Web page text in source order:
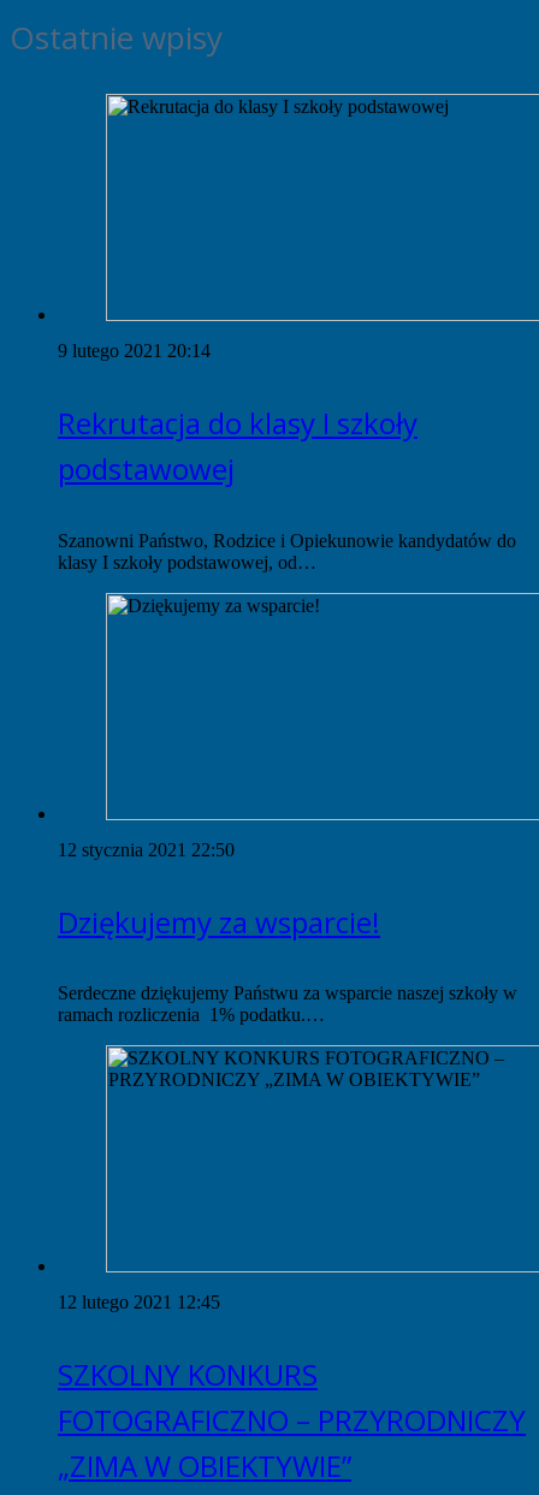
Ostatnie wpisy
9 lutego 2021 20:14
Rekrutacja do klasy I szkoły
podstawowej
Szanowni Państwo, Rodzice i Opiekunowie kandydatów do
klasy I szkoły podstawowej, od…
12 stycznia 2021 22:50
Dziękujemy za wsparcie!
Serdeczne dziękujemy Państwu za wsparcie naszej szkoły w
ramach rozliczenia 1% podatku.…
12 lutego 2021 12:45
SZKOLNY KONKURS
FOTOGRAFICZNO – PRZYRODNICZY
„ZIMA W OBIEKTYWIE”